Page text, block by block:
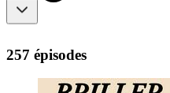
257 épisodes